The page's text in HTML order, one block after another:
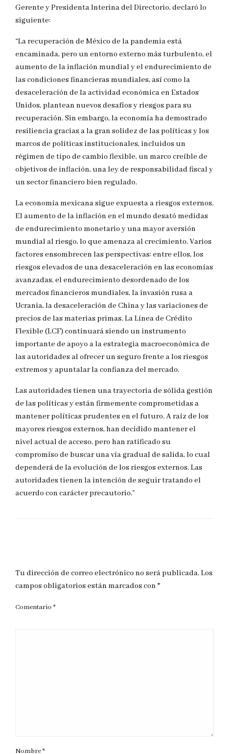
Gerente y Presidenta Interina del Directorio, declaró lo
siguiente:
“La recuperación de México de la pandemia está
encaminada, pero un entorno externo más turbulento, el
aumento de la inflación mundial y el endurecimiento de
las condiciones financieras mundiales, así como la
desaceleración de la actividad económica en Estados
Unidos, plantean nuevos desafíos y riesgos para su
recuperación. Sin embargo, la economía ha demostrado
resiliencia gracias a la gran solidez de las políticas y los
marcos de políticas institucionales, incluidos un
régimen de tipo de cambio flexible, un marco creíble de
objetivos de inflación, una ley de responsabilidad fiscal y
un sector financiero bien regulado.
La economía mexicana sigue expuesta a riesgos externos.
El aumento de la inflación en el mundo desató medidas
de endurecimiento monetario y una mayor aversión
mundial al riesgo, lo que amenaza al crecimiento. Varios
factores ensombrecen las perspectivas: entre ellos, los
riesgos elevados de una desaceleración en las economías
avanzadas, el endurecimiento desordenado de los
mercados financieros mundiales, la invasión rusa a
Ucrania, la desaceleración de China y las variaciones de
precios de las materias primas. La Línea de Crédito
Flexible (LCF) continuará siendo un instrumento
importante de apoyo a la estrategia macroeconómica de
las autoridades al ofrecer un seguro frente a los riesgos
extremos y apuntalar la confianza del mercado.
Las autoridades tienen una trayectoria de sólida gestión
de las políticas y están firmemente comprometidas a
mantener políticas prudentes en el futuro. A raíz de los
mayores riesgos externos, han decidido mantener el
nivel actual de acceso, pero han ratificado su
compromiso de buscar una vía gradual de salida, lo cual
dependerá de la evolución de los riesgos externos. Las
autoridades tienen la intención de seguir tratando el
acuerdo con carácter precautorio.”
Tu dirección de correo electrónico no será publicada.Los
campos obligatorios están marcados con *
Comentario *
Nombre*